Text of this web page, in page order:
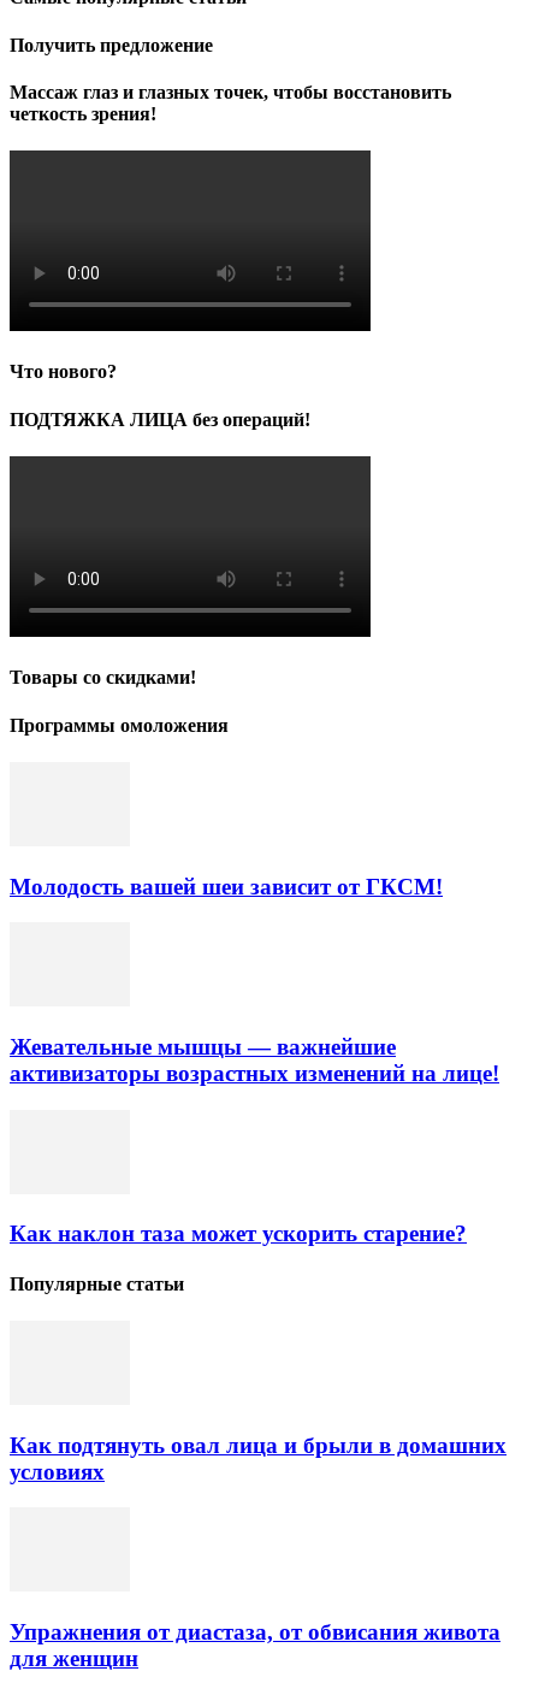
4,000.00₽.
Получить предложение
Массаж глаз и глазных точек, чтобы восстановить
четкость зрения!
Что нового?
ПОДТЯЖКА ЛИЦА без операций!
Товары со скидками!
Программы омоложения
Молодость вашей шеи зависит от ГКСМ!
Жевательные мышцы — важнейшие
активизаторы возрастных изменений на лице!
Как наклон таза может ускорить старение?
Популярные статьи
Как подтянуть овал лица и брыли в домашних
условиях
Упражнения от диастаза, от обвисания живота
для женщин